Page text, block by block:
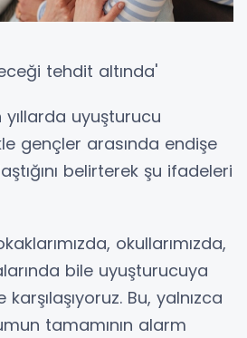
tehdit altında'
uyuşturucu
gençler arasında endişe
belirterek şu ifadeleri
okullarımızda,
bile uyuşturucuya
Bu, yalnızca
tamamının alarm